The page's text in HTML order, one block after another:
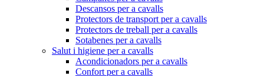
Descansos per a cavalls
Protectors de transport per a cavalls
Protectors de treball per a cavalls
Sotabenes per a cavalls
Salut i higiene per a cavalls
Acondicionadors per a cavalls
Confort per a cavalls